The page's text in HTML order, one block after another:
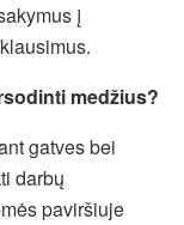
į
medžius?
gatves bei
darbų
paviršiuje